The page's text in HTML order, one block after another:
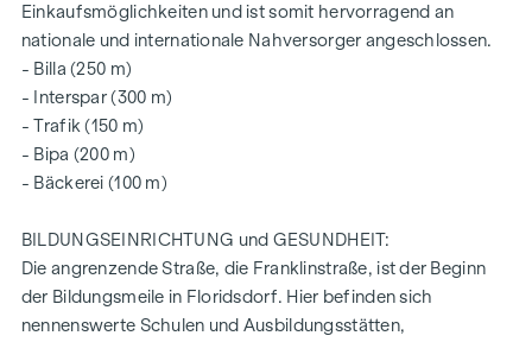
Einkaufsmöglichkeiten und ist somit hervorragend an
nationale und internationale Nahversorger angeschlossen.
- Billa (250 m)
- Interspar (300 m)
- Trafik (150 m)
- Bipa (200 m)
- Bäckerei (100 m)
BILDUNGSEINRICHTUNG und GESUNDHEIT:
Die angrenzende Straße, die Franklinstraße, ist der Beginn
der Bildungsmeile in Floridsdorf. Hier befinden sich
nennenswerte Schulen und Ausbildungsstätten,